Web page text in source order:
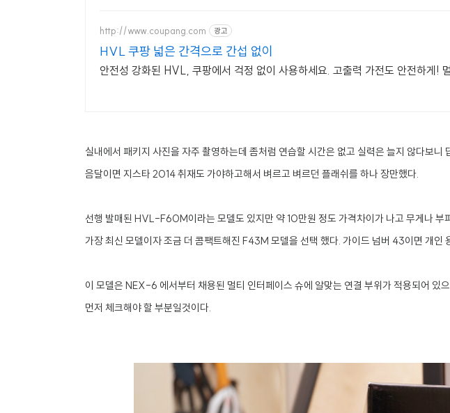
http://www.coupang.com 광고
HVL 쿠팡 넓은 간격으로 간섭 없이
안전성 강화된 HVL, 쿠팡에서 걱정 없이 사용하세요. 고출력 가전도 안전하게!
실내에서 패키지 사진을 자주 촬영하는데 좀처럼 연습할 시간은 없고 실력은 늘지 않다보
음달이면 지스타 2014 취재도 가야하고해서 벼르고 벼르던 플래쉬를 하나 장만했다.
선행 발매된 HVL-F60M이라는 모델도 있지만 약 10만원 정도 가격차이가 나고 무게나
가장 최신 모델이자 조금 더 콤팩트해진 F43M 모델을 선택 했다. 가이드 넘버 43이면 개인
이 모델은 NEX-6 에서부터 채용된 멀티 인터페이스 슈에 알맞는 연결 부위가 적용되어
먼저 체크해야 할 부분일것이다.